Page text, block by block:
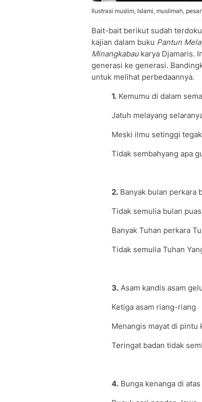
Ilustrasi muslim, Islami, muslimah,
Bait-bait berikut sudah
kajian dalam buku Pantun
Minangkabaukarya Djamaris.
generasi ke generasi.
untuk melihat perbedaannya.
1. Kemumu di dalam
Jatuh melayang
Meski ilmu setinggi tegak
Tidak sembahyang apa
2. Banyak bulan perkara
Tidak semulia bulan
Banyak Tuhan perkara
Tidak semulia Tuhan
3. Asam kandis asam
Ketiga asam riang-riang
Menangis mayat di pintu
Teringat badan tidak
4. Bunga kenanga di